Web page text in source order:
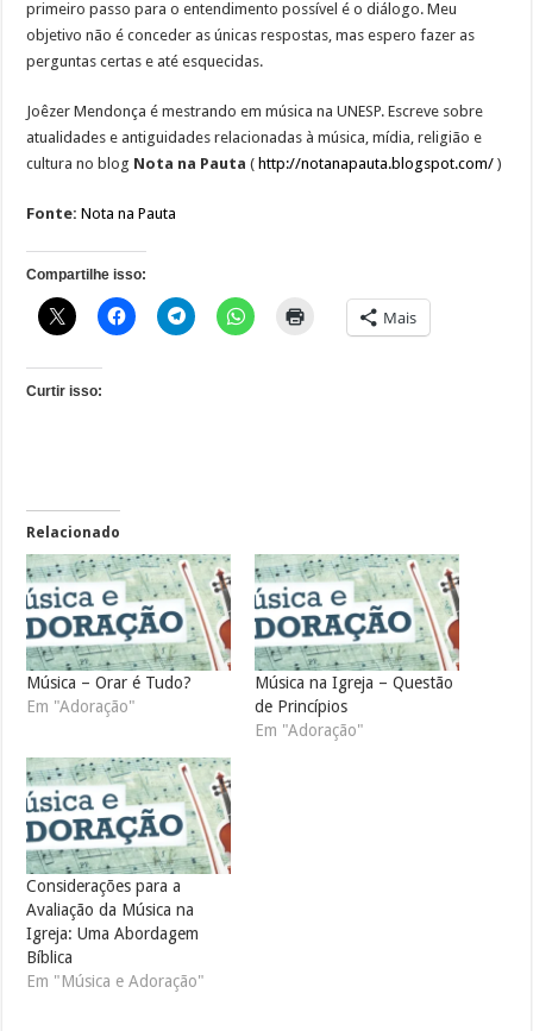
primeiro passo para o entendimento possível é o diálogo. Meu
objetivo não é conceder as únicas respostas, mas espero fazer as
perguntas certas e até esquecidas.
Joêzer Mendonça é mestrando em música na UNESP. Escreve sobre
atualidades e antiguidades relacionadas à música, mídia, religião e
cultura no blog Nota na Pauta (http://notanapauta.blogspot.com/ )
Fonte: Nota na Pauta
Compartilhe isso:
Mais
Curtir isso:
Relacionado
Música – Orar é Tudo?
Em "Adoração"
Música na Igreja – Questão
de Princípios
Em "Adoração"
Considerações para a
Avaliação da Música na
Igreja: Uma Abordagem
Bíblica
Em "Música e Adoração"